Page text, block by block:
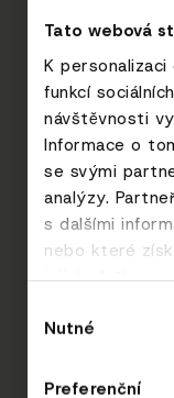
Tato webová
K
funkcí
návštěvnosti
Informace o
se svými
analýzy.
s dalšími
nebo které
jejich služby.
souhlasu
Nutné
Preferenční